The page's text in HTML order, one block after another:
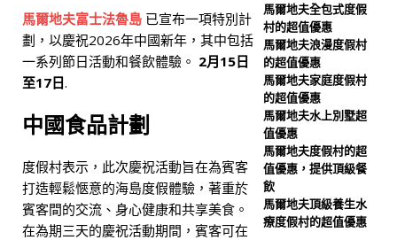
[ 2026 年 1 月 8 日 ]
阿瓦
尼+法雷斯馬爾地夫度假村
樂節
馬爾地夫富士法魯島 已宣布一項特別計
劃，以慶祝2026年中國新年，其中包括
一系列節日活動和餐飲體驗。 2月15日
至17日.
中國食品計劃
度假村表示，此次慶祝活動旨在為賓客
打造輕鬆愜意的海島度假體驗，著重於
賓客間的交流、身心健康和共享美食。
在為期三天的慶祝活動期間，賓客可在
馬爾地夫全包式度假
村的超值優惠
馬爾地夫浪漫度假村
的超值優惠
馬爾地夫家庭度假村
的超值優惠
馬爾地夫水上別墅超
值優惠
馬爾地夫度假村的超
值優惠，提供頂級餐
飲
馬爾地夫頂級養生水
療度假村的超值優惠